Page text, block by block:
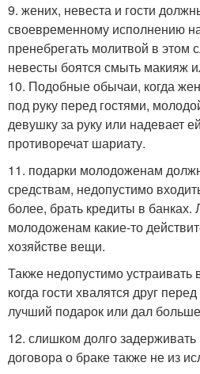
9. жених, невеста и гости
своевременному исполнению
пренебрегать молитвой в этом
невесты боятся смыть макияж
10. Подобные обычаи, когда
под руку перед гостями,
девушку за руку или надевает
противоречат шариату.
11. подарки молодоженам
средствам, недопустимо
более, брать кредиты в банках.
молодоженам какие-то
хозяйстве вещи.
Также недопустимо устраивать
когда гости хвалятся друг
лучший подарок или дал
12. слишком долго
договора о браке также не из